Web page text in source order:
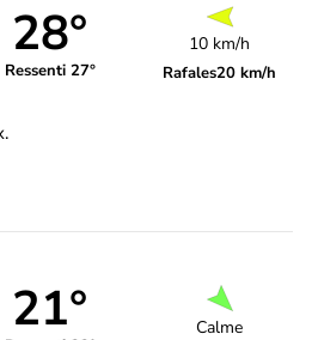
28°
Ressenti 27°
10 km/h
Rafales20 km/h
21° Calme